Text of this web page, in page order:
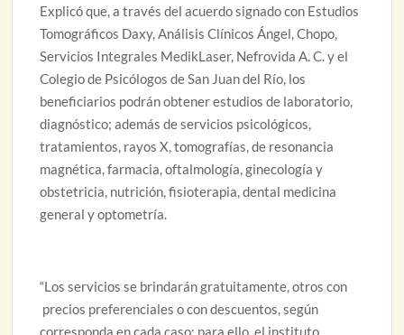
Explicó que, a través del acuerdo signado con Estudios
Tomográficos Daxy, Análisis Clínicos Ángel, Chopo,
Servicios Integrales MedikLaser, Nefrovida A. C. y el
Colegio de Psicólogos de San Juan del Río, los
beneficiarios podrán obtener estudios de laboratorio,
diagnóstico; además de servicios psicológicos,
tratamientos, rayos X, tomografías, de resonancia
magnética, farmacia, oftalmología, ginecología y
obstetricia, nutrición, fisioterapia, dental medicina
general y optometría.
“Los servicios se brindarán gratuitamente, otros con
precios preferenciales o con descuentos, según
corresponda en cada caso; para ello, el instituto